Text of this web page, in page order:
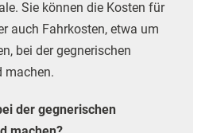
Sie können die Kosten für
auch Fahrkosten, etwa um
bei der gegnerischen
machen.
der gegnerischen